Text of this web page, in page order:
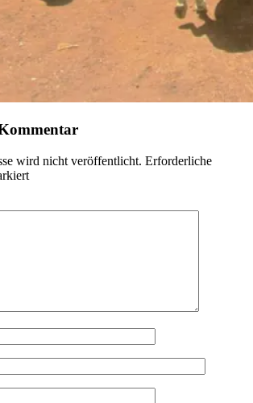
wird nicht veröffentlicht. Erforderliche